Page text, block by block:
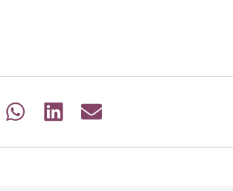
Share
Share
Share